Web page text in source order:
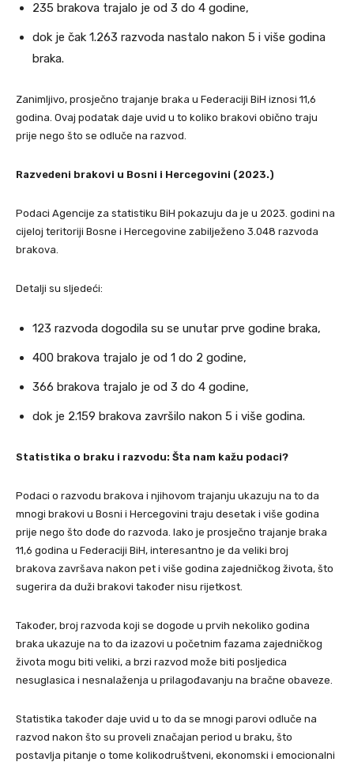
235 brakova trajalo je od 3 do 4 godine,
dok je čak 1.263 razvoda nastalo nakon 5 i više godina
braka.
Zanimljivo, prosječno trajanje braka u Federaciji BiH iznosi 11,6
godina. Ovaj podatak daje uvid u to koliko brakovi obično traju
prije nego što se odluče na razvod.
Razvedeni brakovi u Bosni i Hercegovini (2023.)
Podaci Agencije za statistiku BiH pokazuju da je u 2023. godini na
cijeloj teritoriji Bosne i Hercegovine zabilježeno 3.048 razvoda
brakova.
Detalji su sljedeći:
123 razvoda dogodila su se unutar prve godine braka,
400 brakova trajalo je od 1 do 2 godine,
366 brakova trajalo je od 3 do 4 godine,
dok je 2.159 brakova završilo nakon 5 i više godina.
Statistika o braku i razvodu: Šta nam kažu podaci?
Podaci o razvodu brakova i njihovom trajanju ukazuju na to da
mnogi brakovi u Bosni i Hercegovini traju desetak i više godina
prije nego što dođe do razvoda. Iako je prosječno trajanje braka
11,6 godina u Federaciji BiH, interesantno je da veliki broj
brakova završava nakon pet i više godina zajedničkog života, što
sugerira da duži brakovi također nisu rijetkost.
Također, broj razvoda koji se dogode u prvih nekoliko godina
braka ukazuje na to da izazovi u početnim fazama zajedničkog
života mogu biti veliki, a brzi razvod može biti posljedica
nesuglasica i nesnalaženja u prilagođavanju na bračne obaveze.
Statistika također daje uvid u to da se mnogi parovi odluče na
razvod nakon što su proveli značajan period u braku, što
postavlja pitanje o tome kolikodruštveni, ekonomski i emocionalni